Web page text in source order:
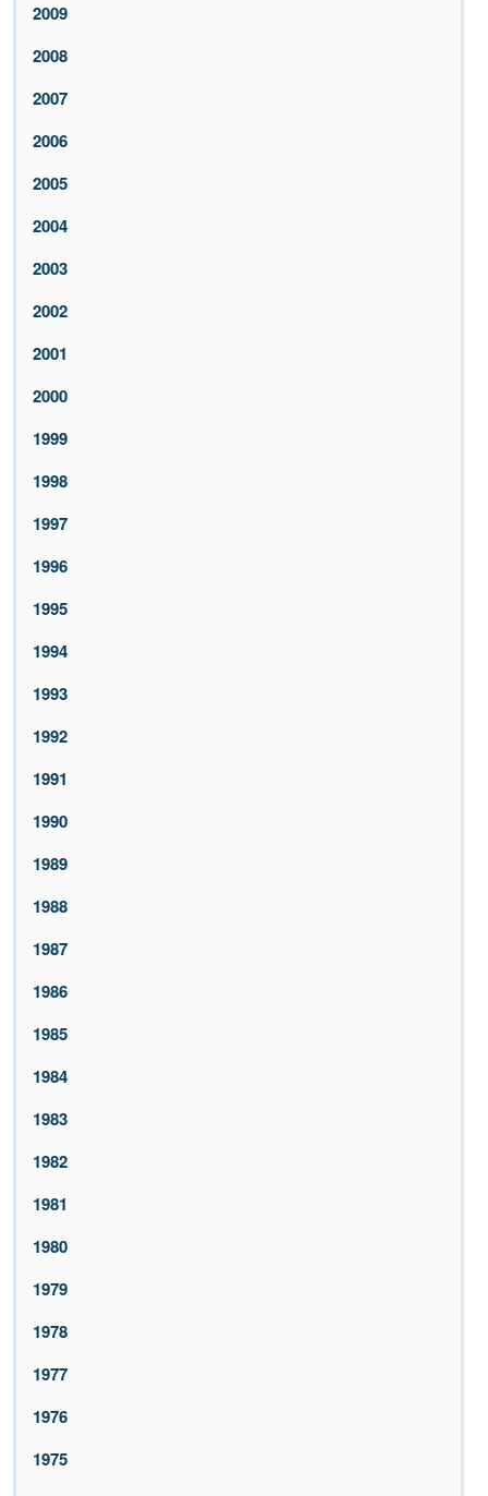
2009
2008
2007
2006
2005
2004
2003
2002
2001
2000
1999
1998
1997
1996
1995
1994
1993
1992
1991
1990
1989
1988
1987
1986
1985
1984
1983
1982
1981
1980
1979
1978
1977
1976
1975